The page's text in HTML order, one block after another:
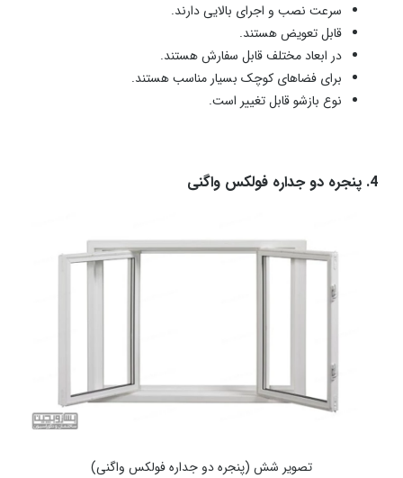
سرعت نصب و اجرای بالایی دارند.
قابل تعویض هستند.
در ابعاد مختلف قابل سفارش هستند.
برای فضاهای کوچک بسیار مناسب هستند.
نوع بازشو قابل تغییر است.
تصویر شش (پنجره دو جداره فولکس واگنی)